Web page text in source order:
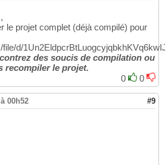
le projet complet (déjà compilé) pour
d/
des soucis de compilation ou
recompiler le projet.
0
0
00h52 #9